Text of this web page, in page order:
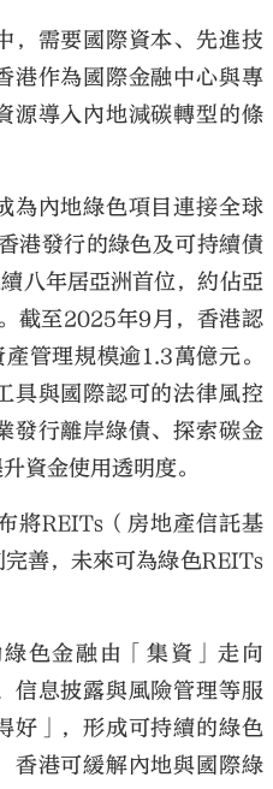
，需要國際資本、先進技
港作為國際金融中心與專
源導入內地減碳轉型的條
為內地綠色項目連接全球
港發行的綠色及可持續債
八年居亞洲首位，約佔亞
截至2025年9月，香港認
管理規模逾1.3萬億元。
具與國際認可的法律風控
發行離岸綠債、探索碳金
資金使用透明度。
將REITs（房地產信託基
善，未來可為綠色REITs
色金融由「集資」走向
信息披露與風險管理等服
好」，形成可持續的綠色
香港可緩解內地與國際綠